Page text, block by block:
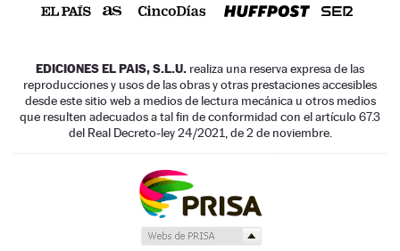
EDICIONES EL PAIS, S.L.U. realiza una reserva expresa de las
reproducciones y usos de las obras y otras prestaciones accesibles
desde este sitio web a medios de lectura mecánica u otros medios
que resulten adecuados a tal fin de conformidad con el artículo 67.3
del Real Decreto-ley 24/2021, de 2 de noviembre.